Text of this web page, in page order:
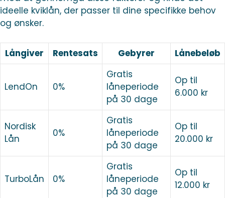
ideelle kviklån, der passer til dine specifikke behov
og ønsker.
Långiver Rentesats Gebyrer Lånebeløb
LendOn 0%
Gratis
låneperiode
på 30 dage
Op til
6.000 kr
Nordisk
Lån
0%
Gratis
låneperiode
på 30 dage
Op til
20.000 kr
TurboLån 0%
Gratis
låneperiode
på 30 dage
Op til
12.000 kr